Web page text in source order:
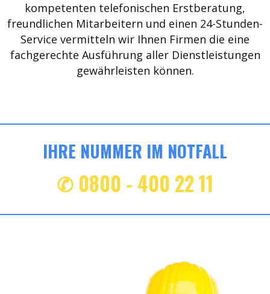
kompetenten telefonischen Erstberatung,
freundlichen Mitarbeitern und einen 24-Stunden-
Service vermitteln wir Ihnen Firmen die eine
fachgerechte Ausführung aller Dienstleistungen
gewährleisten können.
IHRE NUMMER IM NOTFALL
✆ 0800 - 400 22 11